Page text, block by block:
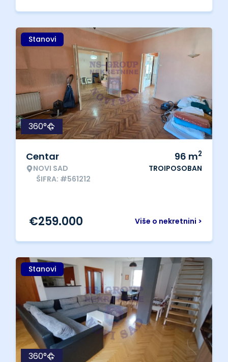
Stanovi
360°
Centar
NOVI SAD
ŠIFRA: #561212
96 m2
TROIPOSOBAN
Više o nekretnini >
€259.000
Stanovi
360°